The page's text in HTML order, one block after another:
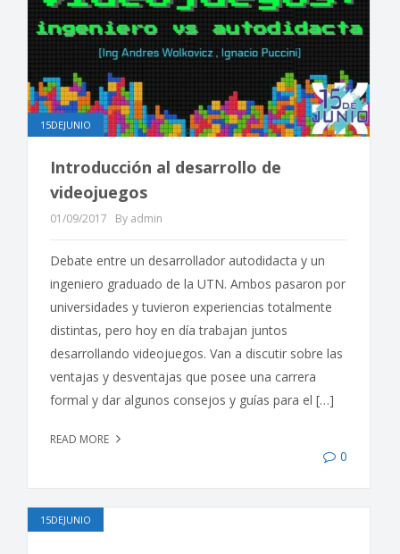
15DEJUNIO
Introducción al desarrollo de
videojuegos
01/09/2017 By admin
Debate entre un desarrollador autodidacta y un
ingeniero graduado de la UTN. Ambos pasaron por
universidades y tuvieron experiencias totalmente
distintas, pero hoy en día trabajan juntos
desarrollando videojuegos. Van a discutir sobre las
ventajas y desventajas que posee una carrera
formal y dar algunos consejos y guías para el […]
READ MORE
0
15DEJUNIO